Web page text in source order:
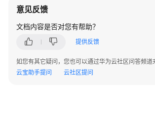
费
说
明
速
入
意见反馈
文档内容是否对您有帮助？
提供反馈
如您有其它疑问，您也可以通过华为云社区问答频道
云宝助手提问
云社区提问